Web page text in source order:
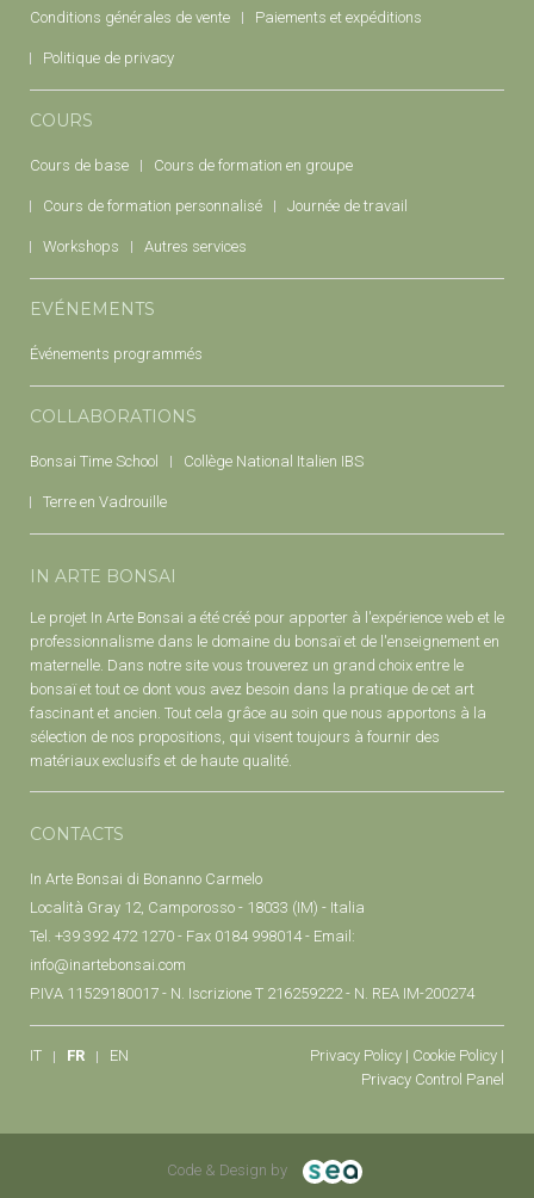
Conditions générales de vente Paiements et expéditions
Politique de privacy
COURS
Cours de base Cours de formation en groupe
Cours de formation personnalisé Journée de travail
Workshops Autres services
EVÉNEMENTS
Événements programmés
COLLABORATIONS
Bonsai Time School Collège National Italien IBS
Terre en Vadrouille
IN ARTE BONSAI
Le projet In Arte Bonsai a été créé pour apporter à l'expérience web et le
professionnalisme dans le domaine du bonsaï et de l'enseignement en
maternelle. Dans notre site vous trouverez un grand choix entre le
bonsaï et tout ce dont vous avez besoin dans la pratique de cet art
fascinant et ancien. Tout cela grâce au soin que nous apportons à la
sélection de nos propositions, qui visent toujours à fournir des
matériaux exclusifs et de haute qualité.
CONTACTS
In Arte Bonsai di Bonanno Carmelo
Località Gray 12, Camporosso - 18033 (IM) - Italia
Tel. +39 392 472 1270 - Fax 0184 998014 - Email:
info@inartebonsai.com
P.IVA 11529180017 - N. Iscrizione T 216259222 - N. REA IM-200274
IT FR EN Privacy Policy | Cookie Policy |
Privacy Control Panel
Code & Design by